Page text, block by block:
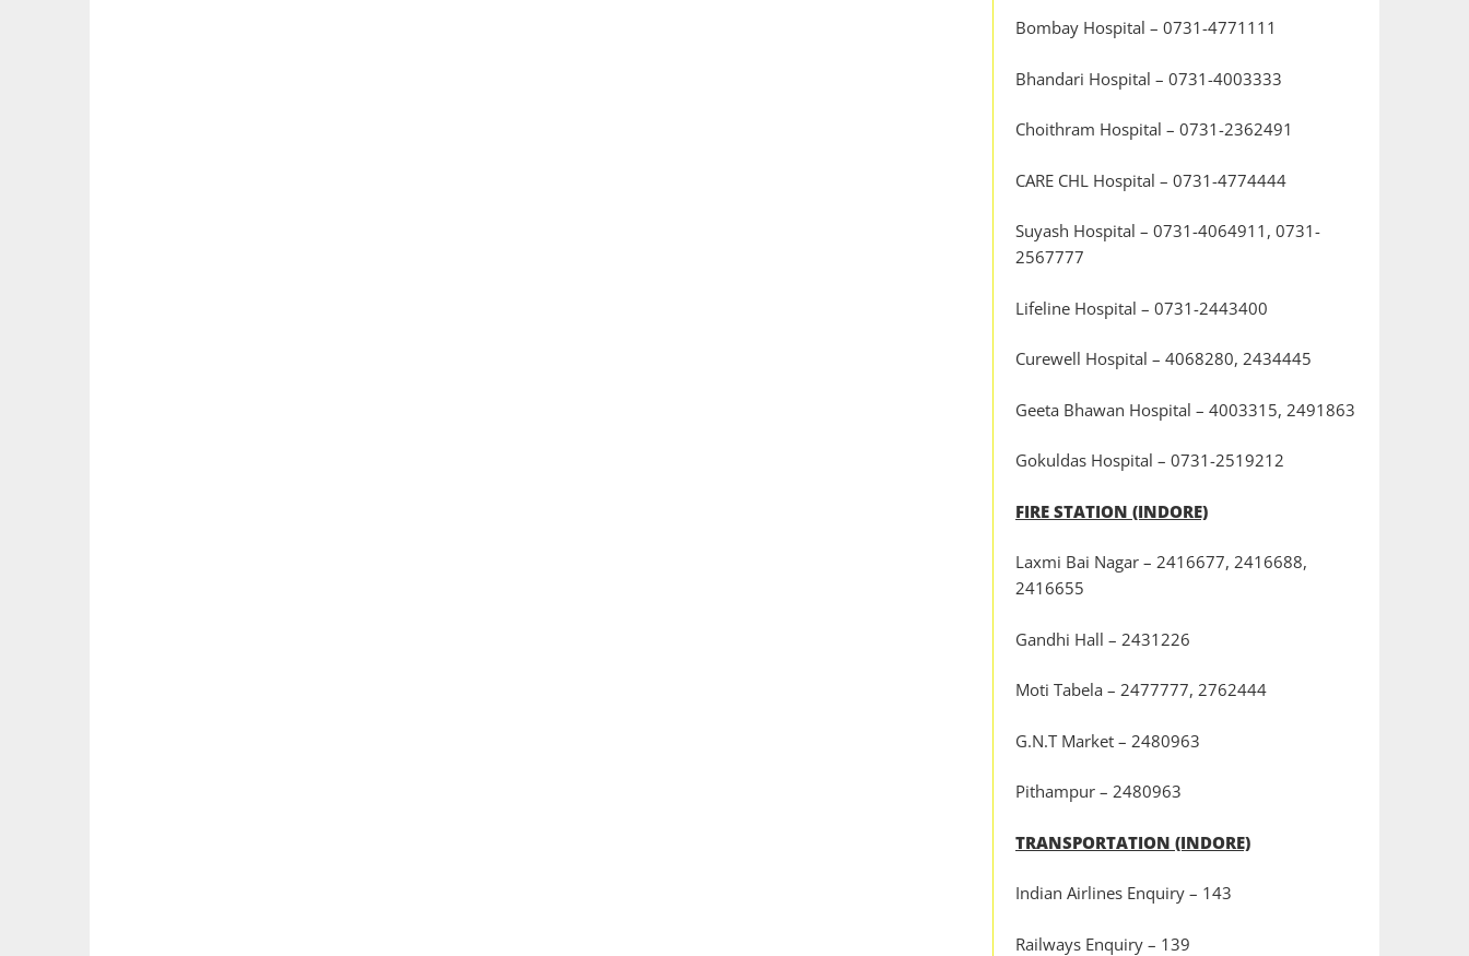
Bombay Hospital – 0731-4771111
Bhandari Hospital – 0731-4003333
Choithram Hospital – 0731-2362491
CARE CHL Hospital – 0731-4774444
Suyash Hospital – 0731-4064911, 0731-
2567777
Lifeline Hospital – 0731-2443400
Curewell Hospital – 4068280, 2434445
Geeta Bhawan Hospital – 4003315, 2491863
Gokuldas Hospital – 0731-2519212
FIRE STATION (INDORE)
Laxmi Bai Nagar – 2416677, 2416688,
2416655
Gandhi Hall – 2431226
Moti Tabela – 2477777, 2762444
G.N.T Market – 2480963
Pithampur – 2480963
TRANSPORTATION (INDORE)
Indian Airlines Enquiry – 143
Railways Enquiry – 139